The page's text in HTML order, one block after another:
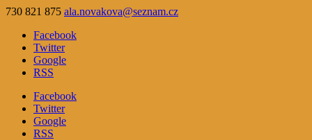
730 821 875 ala.novakova@seznam.cz
Facebook
Twitter
Google
RSS
Facebook
Twitter
Google
RSS